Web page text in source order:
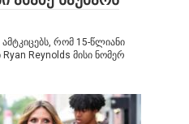
რომ 15-წლიანი
Reynolds მისი ნომერ